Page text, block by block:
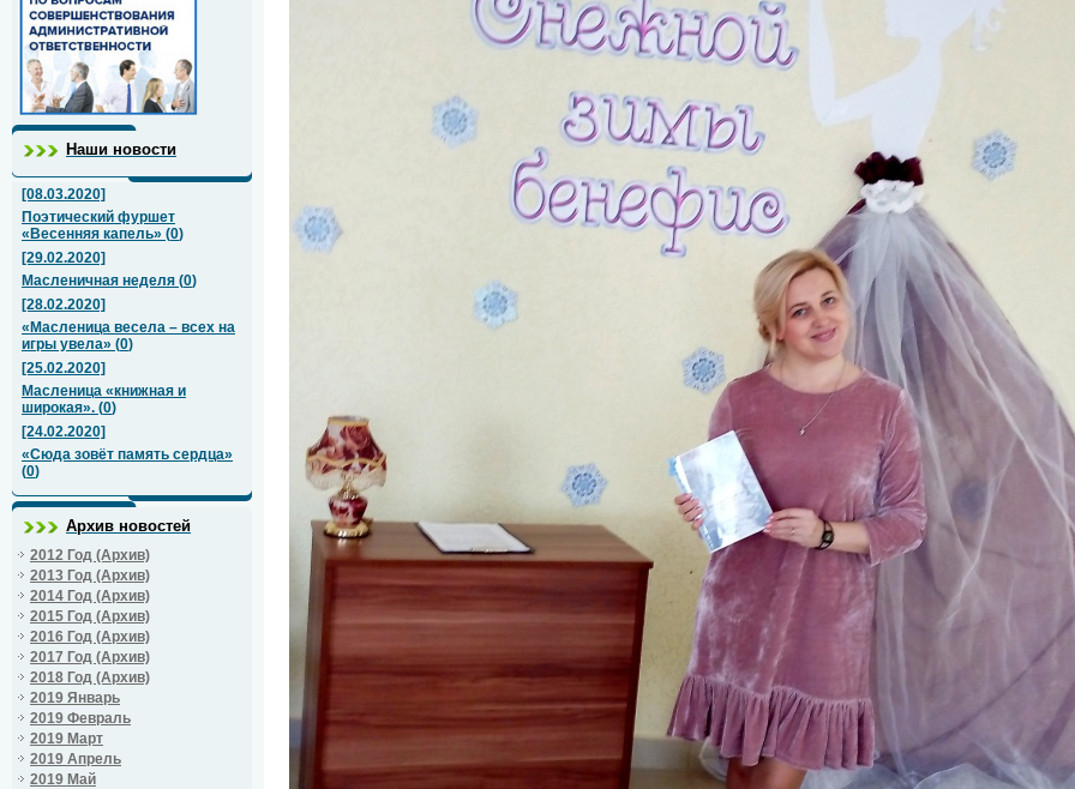
Наши новости
[08.03.2020]
Поэтический фуршет
«Весенняя капель» (0)
[29.02.2020]
Масленичная неделя (0)
[28.02.2020]
«Масленица весела – всех на
игры увела» (0)
[25.02.2020]
Масленица «книжная и
широкая». (0)
[24.02.2020]
«Сюда зовёт память сердца»
(0)
Архив новостей
2012 Год (Архив)
2013 Год (Архив)
2014 Год (Архив)
2015 Год (Архив)
2016 Год (Архив)
2017 Год (Архив)
2018 Год (Архив)
2019 Январь
2019 Февраль
2019 Март
2019 Апрель
2019 Май